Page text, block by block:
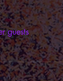
guests